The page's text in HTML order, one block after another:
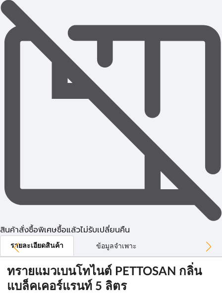
สินค้าสั่งซื้อพิเศษซื้อแล้วไม่รับเปลี่ยนคืน
รายละเอียดสินค้า ข้อมูลจำเพาะ
ทรายแมวเบนโทไนต์ PETTOSAN กลิ่น
แบล็คเคอร์แรนท์ 5 ลิตร